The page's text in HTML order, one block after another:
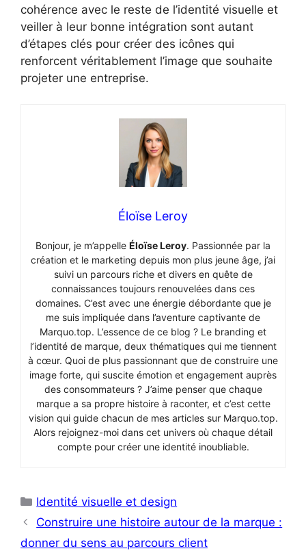
cohérence avec le reste de l’identité visuelle et
veiller à leur bonne intégration sont autant
d’étapes clés pour créer des icônes qui
renforcent véritablement l’image que souhaite
projeter une entreprise.
Éloïse Leroy
Bonjour, je m’appelle Éloïse Leroy. Passionnée par la
création et le marketing depuis mon plus jeune âge, j’ai
suivi un parcours riche et divers en quête de
connaissances toujours renouvelées dans ces
domaines. C’est avec une énergie débordante que je
me suis impliquée dans l’aventure captivante de
Marquo.top. L’essence de ce blog ? Le branding et
l’identité de marque, deux thématiques qui me tiennent
à cœur. Quoi de plus passionnant que de construire une
image forte, qui suscite émotion et engagement auprès
des consommateurs ? J’aime penser que chaque
marque a sa propre histoire à raconter, et c’est cette
vision qui guide chacun de mes articles sur Marquo.top.
Alors rejoignez-moi dans cet univers où chaque détail
compte pour créer une identité inoubliable.
Catégories
Identité visuelle et design
Construire une histoire autour de la marque :
donner du sens au parcours client